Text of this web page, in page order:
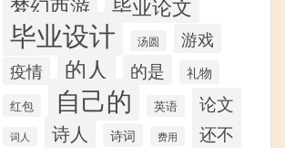
梦幻西游 毕业论文
毕业设计 汤圆 游戏
疫情 的人 的是 礼物
红包 自己的 英语 论文
词人 诗人 诗词 费用 还不